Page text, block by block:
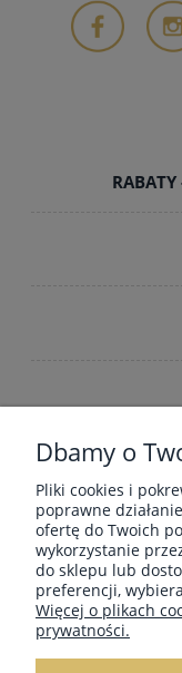
Dostawa
Dbamy o
Pliki cookies i
poprawne
ofertę do Twoich
wykorzystanie
do sklepu lub
preferencji,
Więcej o plikach
prywatności.